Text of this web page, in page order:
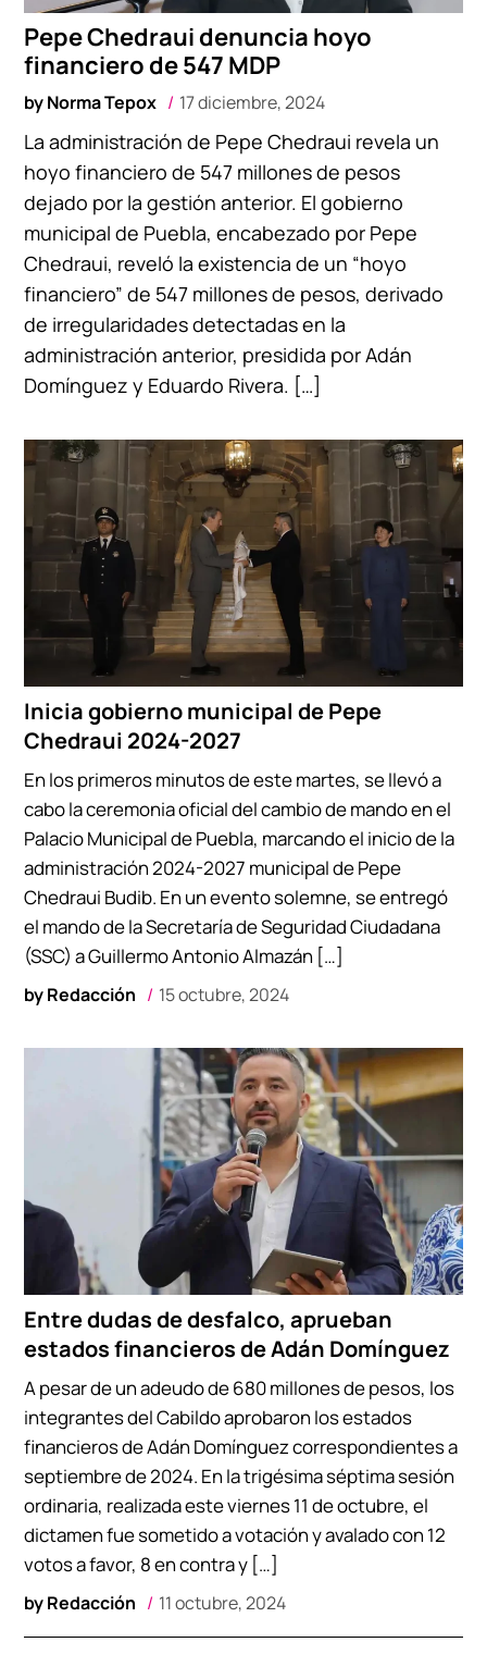
Pepe Chedraui denuncia hoyo
financiero de 547 MDP
byNorma Tepox 17 diciembre, 2024
La administración de Pepe Chedraui revela un
hoyo financiero de 547 millones de pesos
dejado por la gestión anterior. El gobierno
municipal de Puebla, encabezado por Pepe
Chedraui, reveló la existencia de un “hoyo
financiero” de 547 millones de pesos, derivado
de irregularidades detectadas en la
administración anterior, presidida por Adán
Domínguez y Eduardo Rivera. […]
Inicia gobierno municipal de Pepe
Chedraui 2024-2027
byRedacción 15 octubre, 2024
En los primeros minutos de este martes, se llevó a
cabo la ceremonia oficial del cambio de mando en el
Palacio Municipal de Puebla, marcando el inicio de la
administración 2024-2027 municipal de Pepe
Chedraui Budib. En un evento solemne, se entregó
el mando de la Secretaría de Seguridad Ciudadana
(SSC) a Guillermo Antonio Almazán […]
Entre dudas de desfalco, aprueban
estados financieros de Adán Domínguez
byRedacción 11 octubre, 2024
A pesar de un adeudo de 680 millones de pesos, los
integrantes del Cabildo aprobaron los estados
financieros de Adán Domínguez correspondientes a
septiembre de 2024. En la trigésima séptima sesión
ordinaria, realizada este viernes 11 de octubre, el
dictamen fue sometido a votación y avalado con 12
votos a favor, 8 en contra y […]